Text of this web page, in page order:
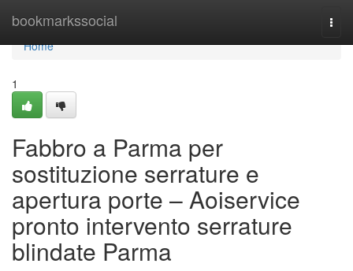
bookmarkssocial
Home
Home
1
Fabbro a Parma per
sostituzione serrature e
apertura porte – Aoiservice
pronto intervento serrature
blindate Parma